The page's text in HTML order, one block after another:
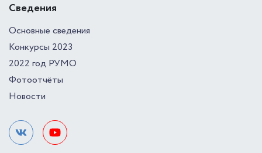
Сведения
Основные сведения
Конкурсы 2023
2022 год РУМО
Фотоотчёты
Новости